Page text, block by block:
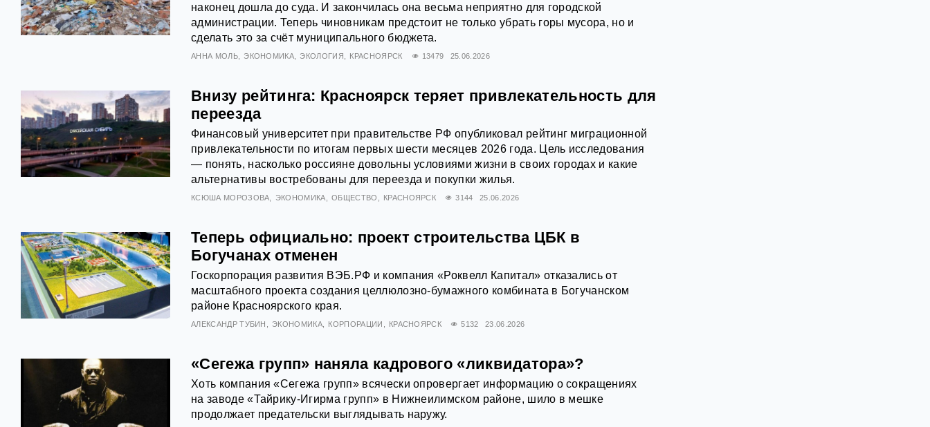
наконец дошла до суда. И закончилась она весьма неприятно для городской
администрации. Теперь чиновникам предстоит не только убрать горы мусора, но и
сделать это за счёт муниципального бюджета.
АННА МОЛЬ ЭКОНОМИКА ЭКОЛОГИЯ КРАСНОЯРСК 13479 25.06.2026
Внизу рейтинга: Красноярск теряет привлекательность для
переезда
Финансовый университет при правительстве РФ опубликовал рейтинг миграционной
привлекательности по итогам первых шести месяцев 2026 года. Цель исследования
— понять, насколько россияне довольны условиями жизни в своих городах и какие
альтернативы востребованы для переезда и покупки жилья.
КСЮША МОРОЗОВА ЭКОНОМИКА ОБЩЕСТВО КРАСНОЯРСК 3144 25.06.2026
Теперь официально: проект строительства ЦБК в
Богучанах отменен
Госкорпорация развития ВЭБ.РФ и компания «Роквелл Капитал» отказались от
масштабного проекта создания целлюлозно-бумажного комбината в Богучанском
районе Красноярского края.
АЛЕКСАНДР ТУБИН ЭКОНОМИКА КОРПОРАЦИИ КРАСНОЯРСК 5132 23.06.2026
«Сегежа групп» наняла кадрового «ликвидатора»?
Хоть компания «Сегежа групп» всячески опровергает информацию о сокращениях
на заводе «Тайрику-Игирма групп» в Нижнеилимском районе, шило в мешке
продолжает предательски выглядывать наружу.